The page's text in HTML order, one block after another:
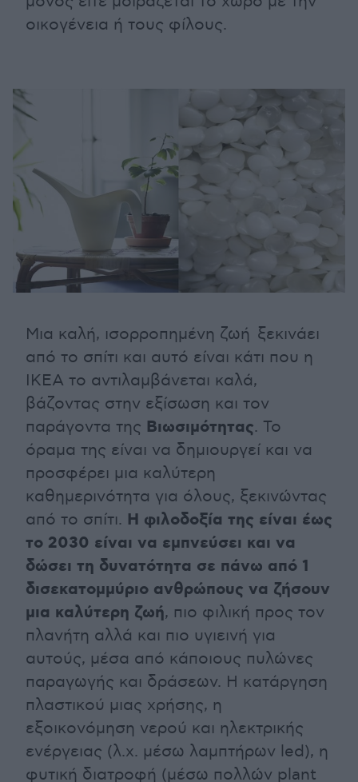
οικογένεια ή τους φίλους.
Μια καλή, ισορροπημένη ζωή ξεκινάει
από το σπίτι και αυτό είναι κάτι που η
ΙΚΕΑ το αντιλαμβάνεται καλά,
βάζοντας στην εξίσωση και τον
παράγοντα της Βιωσιμότητας. Το
όραμα της είναι να δημιουργεί και να
προσφέρει μια καλύτερη
καθημερινότητα για όλους, ξεκινώντας
από το σπίτι. Η φιλοδοξία της είναι έως
το 2030 είναι να εμπνεύσει και να
δώσει τη δυνατότητα σε πάνω από 1
δισεκατομμύριο ανθρώπους να ζήσουν
μια καλύτερη ζωή, πιο φιλική προς τον
πλανήτη αλλά και πιο υγιεινή για
αυτούς, μέσα από κάποιους πυλώνες
παραγωγής και δράσεων. Η κατάργηση
πλαστικού μιας χρήσης, η
εξοικονόμηση νερού και ηλεκτρικής
ενέργειας (λ.χ. μέσω λαμπτήρων led), η
φυτική διατροφή (μέσω πολλών plant